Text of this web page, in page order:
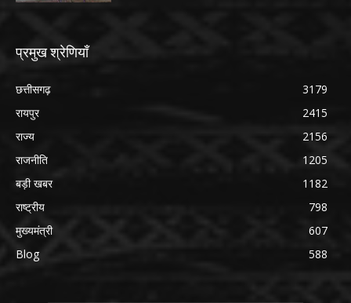
प्रमुख श्रेणियाँ
छत्तीसगढ़
3179
रायपुर
2415
राज्य
2156
राजनीति
1205
बड़ी खबर
1182
राष्ट्रीय
798
मुख्यमंत्री
607
Blog
588